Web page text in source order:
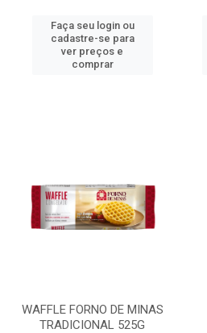
Faça seu login ou
cadastre-se para
ver preços e
comprar
WAFFLE FORNO DE MINAS
TRADICIONAL 525G